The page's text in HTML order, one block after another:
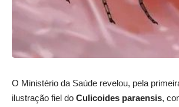
O Ministério da Saúde revelou, pela
ilustração fiel do Culicoides paraensis,